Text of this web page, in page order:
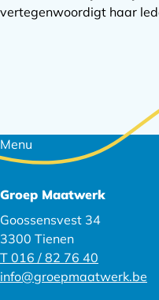
vertegenwoordigt haar
Footer
navigatie
Menu
Groep Maatwerk
Goossensvest 34
3300 Tienen
T 016 / 82 76 40
info@groepmaatwerk.be